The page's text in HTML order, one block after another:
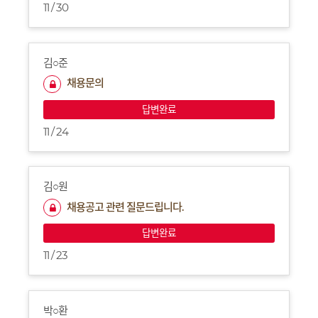
11 / 30
김○준
채용문의
답변완료
11 / 24
김○원
채용공고 관련 질문드립니다.
답변완료
11 / 23
박○환